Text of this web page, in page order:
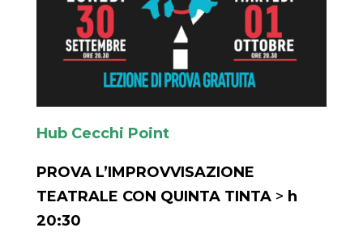
Hub Cecchi Point
PROVA L’IMPROVVISAZIONE
TEATRALE CON QUINTA TINTA > h
20:30